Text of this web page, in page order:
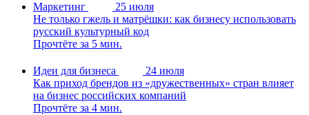
Маркетинг
25 июля
Не только гжель и матрёшки: как бизнесу использовать
русский культурный код
Прочтёте за 5 мин.
Идеи для бизнеса
24 июля
Как приход брендов из «дружественных» стран влияет
на бизнес российских компаний
Прочтёте за 4 мин.